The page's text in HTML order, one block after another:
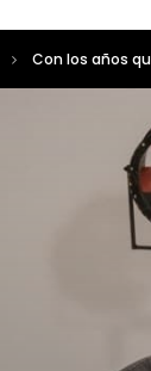
Con los años